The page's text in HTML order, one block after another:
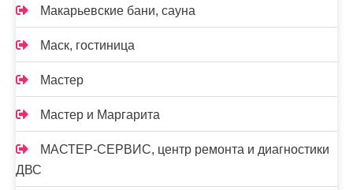
Макарьевские бани, сауна
Маск, гостиница
Мастер
Мастер и Маргарита
МАСТЕР-СЕРВИС, центр ремонта и диагностики
ДВС